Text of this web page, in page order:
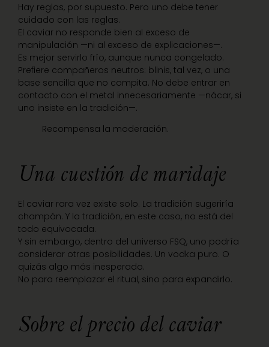
Hay reglas, por supuesto. Pero uno debe tener
cuidado con las reglas.
El caviar no responde bien al exceso de
manipulación —ni al exceso de explicaciones—.
Es mejor servirlo frío, aunque nunca congelado.
Prefiere compañeros neutros: blinis, tal vez, o una
base sencilla que no compita. No debe entrar en
contacto con el metal innecesariamente —nácar, si
uno insiste en la tradición—.
Recompensa la moderación.
Una cuestión de maridaje
El caviar rara vez existe solo. La tradición sugeriría
champán. Y la tradición, en este caso, no está del
todo equivocada.
Y sin embargo, dentro del universo FSQ, uno podría
considerar otras posibilidades. Un vodka puro. O
quizás algo más inesperado.
No para reemplazar el ritual, sino para expandirlo.
Sobre el precio del caviar